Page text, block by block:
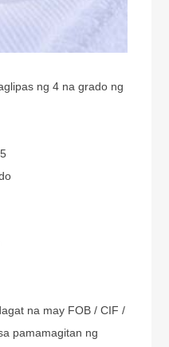
ng 4 na grado ng
na may FOB / CIF /
pamamagitan ng